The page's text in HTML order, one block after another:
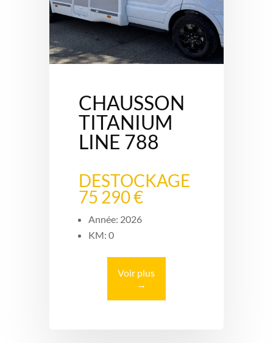
CHAUSSON
TITANIUM
LINE 788
DESTOCKAGE
75 290 €
Année: 2026
KM: 0
Voir plus
→